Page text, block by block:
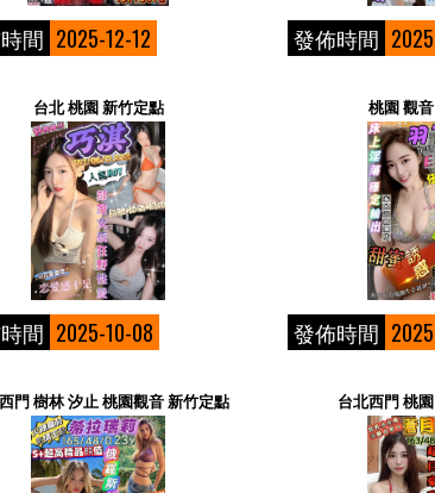
間 2025-12-12 發佈時間
台北 桃園 新竹定點
間 2025-10-08
桃園 觀
發佈時間
門 樹林 汐止 桃園觀音 新竹定點 台北西門 桃